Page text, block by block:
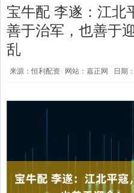
宝牛配 李遂：江北
善于治军，也善于
乱
来源：恒利配资 网站：嘉正网 日期